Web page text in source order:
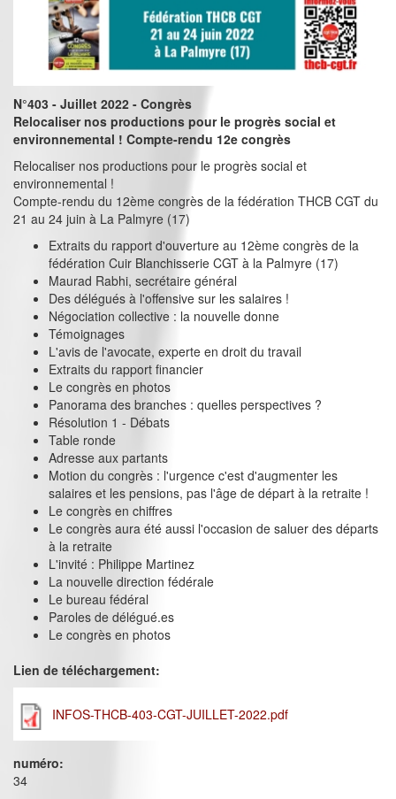
N°403 - Juillet 2022 - Congrès
Relocaliser nos productions pour le progrès social et
environnemental ! Compte-rendu 12e congrès
Relocaliser nos productions pour le progrès social et
environnemental !
Compte-rendu du 12ème congrès de la fédération THCB CGT du
21 au 24 juin à La Palmyre (17)
Extraits du rapport d'ouverture au 12ème congrès de la
fédération Cuir Blanchisserie CGT à la Palmyre (17)
Maurad Rabhi, secrétaire général
Des délégués à l'offensive sur les salaires !
Négociation collective : la nouvelle donne
Témoignages
L'avis de l'avocate, experte en droit du travail
Extraits du rapport financier
Le congrès en photos
Panorama des branches : quelles perspectives ?
Résolution 1 - Débats
Table ronde
Adresse aux partants
Motion du congrès : l'urgence c'est d'augmenter les
salaires et les pensions, pas l'âge de départ à la retraite !
Le congrès en chiffres
Le congrès aura été aussi l'occasion de saluer des départs
à la retraite
L'invité : Philippe Martinez
La nouvelle direction fédérale
Le bureau fédéral
Paroles de délégué.es
Le congrès en photos
Lien de téléchargement:
INFOS-THCB-403-CGT-JUILLET-2022.pdf
numéro:
34